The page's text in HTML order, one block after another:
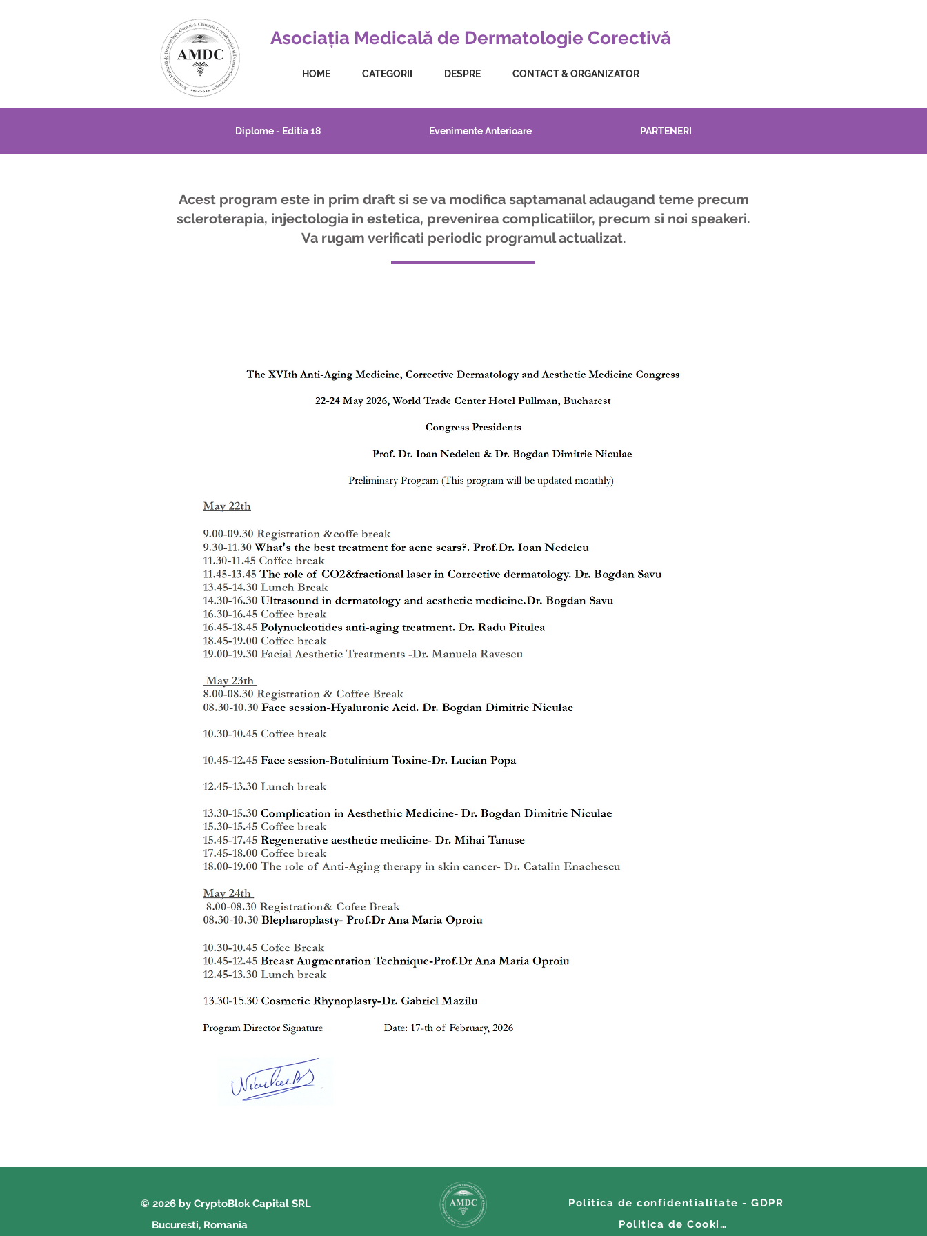
Asociația Medicală de Dermatologie Corectivă
HOME CATEGORII DESPRE CONTACT & ORGANIZATOR
Diplome - Editia 18 Evenimente Anterioare PARTENERI
Acest program este in prim draft si se va modifica saptamanal adaugand teme precum
scleroterapia, injectologia in estetica, prevenirea complicatiilor, precum si noi speakeri.
Va rugam verificati periodic programul actualizat.
© 2026 by CryptoBlok Capital SRL
Bucuresti, Romania
Politica de confidentialitate - GDPR
Politica de Cookies